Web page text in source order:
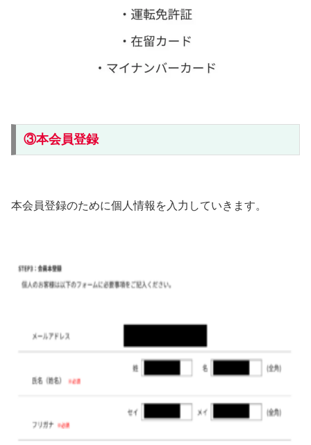
③本会員登録
本会員登録のために個人情報を入力していきます。